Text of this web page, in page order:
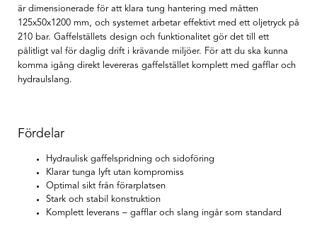
är dimensionerade för att klara tung hantering med måtten
125x50x1200 mm, och systemet arbetar effektivt med ett oljetryck på
210 bar. Gaffelställets design och funktionalitet gör det till ett
pålitligt val för daglig drift i krävande miljöer. För att du ska kunna
komma igång direkt levereras gaffelstället komplett med gafflar och
hydraulslang.
Fördelar
Hydraulisk gaffelspridning och sidoföring
Klarar tunga lyft utan kompromiss
Optimal sikt från förarplatsen
Stark och stabil konstruktion
Komplett leverans – gafflar och slang ingår som standard